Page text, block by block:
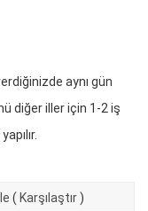
aynı gün
diğer iller için 1-2 iş
( Karşılaştır )